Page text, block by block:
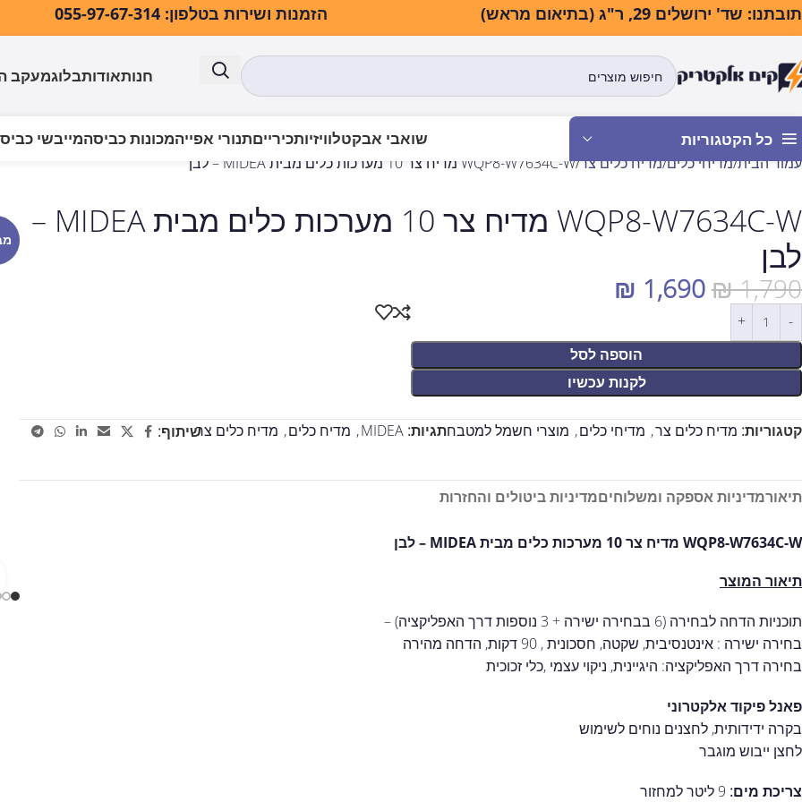
שד' ירושלים 29, ר"ג (בתיאום מראש) הזמנות ושירות בטלפון: 055-97-67-314
חנותאודותבלוגמעקב
כל הקטגוריות שואבי אבקטלוויזיותכירייםתנורי אפייהמכונות כביסהמייבשי
עמוד הבית מדיחי כלים מדיח כלים צר WQP8-W7634C-W מדיח צר 10 מערכות כלים מבית MIDEA – לבן
WQP8-W7634C-W מדיח צר 10 מערכות כלים מבית MIDEA –
לבן
₪1,790
₪ 1,690
הוספה לסל
לקנות עכשיו
קטגוריות: מדיח כלים צר, מדיחי כלים, מוצרי חשמל למטבחתגיות: MIDEA
, מדיח כלים, מדיח כלים צרשיתוף:
תיאורמדיניות אספקה ומשלוחיםמדיניות ביטולים והחזרות
WQP8-W7634C-W מדיח צר 10 מערכות כלים מבית MIDEA – לבן
תיאור המוצר
תוכניות הדחה לבחירה (6 בבחירה ישירה + 3 נוספות דרך האפליקציה) –
בחירה ישירה : אינטנסיבית, שקטה, חסכונית , 90 דקות, הדחה מהירה
בחירה דרך האפליקציה: היגיינית, ניקוי עצמי ,כלי זכוכית
פאנל פיקוד אלקטרוני
בקרה ידידותית, לחצנים נוחים לשימוש
לחצן ייבוש מוגבר
צריכת מים: 9 ליטר למחזור